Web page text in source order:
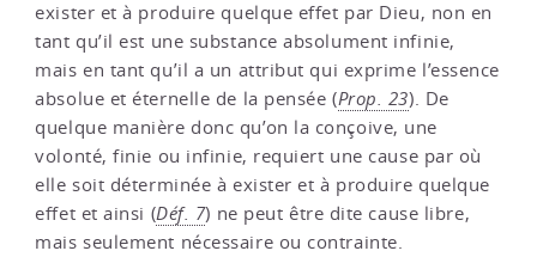
exister et à produire quelque effet par Dieu, non en
tant qu’il est une substance absolument infinie,
mais en tant qu’il a un attribut qui exprime l’essence
absolue et éternelle de la pensée (Prop. 23). De
quelque manière donc qu’on la conçoive, une
volonté, finie ou infinie, requiert une cause par où
elle soit déterminée à exister et à produire quelque
effet et ainsi (Déf. 7) ne peut être dite cause libre,
mais seulement nécessaire ou contrainte.